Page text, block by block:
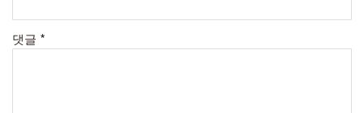
댓글 *